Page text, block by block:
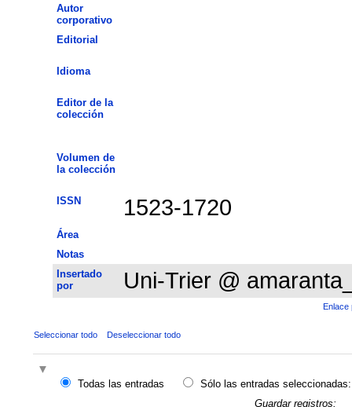
Autor
corporativo
Editorial
Idioma
Editor de la
colección
Volumen de
la colección
ISSN 1523-1720
Área
Notas
Insertado
por
Uni-Trier @
Enlace
Seleccionar todo Deseleccionar todo
Todas las entradas
Sólo las entradas seleccionadas:
Guardar registros: